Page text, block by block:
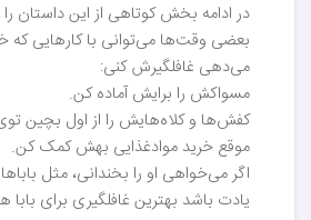
در ادامه بخش کوتاهی از این داستان
بعضی وقت‌ها می‌توانی با کارهایی که
می‌دهی غافلگیرش کنی:
مسواکش را برایش آماده کن.
کفش‌ها و کلاه‌هایش را از اول بچین
موقع خرید موادغذایی بهش کمک کن.
اگر می‌خواهی او را بخندانی، مثل
یادت باشد بهترین غافلگیری برای